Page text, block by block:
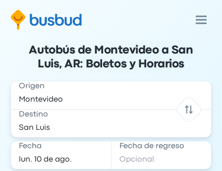
Autobús de Montevideo a San
Luis, AR: Boletos y Horarios
Origen
Destino
Fecha Fecha de regreso